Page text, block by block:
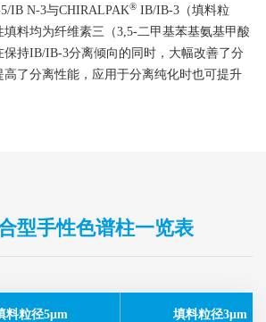
IB N-3与CHIRALPAK® IB/IB-3（填料粒
填料均为纤维素三（3,5-二甲基苯基氨基甲酸
持IB/IB-3分离倾向的同时，大幅改善了分
了分离性能，应用于分离纯化时也可提升
型手性色谱柱一览表
料粒径5μm 填料粒径3μm